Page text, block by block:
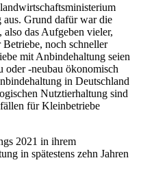
aus. Grund dafür war die
also das Aufgeben vieler,
noch schneller
mit Anbindehaltung seien
oder -neubau ökonomisch
in Deutschland
Nutztierhaltung sind
für Kleinbetriebe
2021 in ihrem
in spätestens zehn Jahren